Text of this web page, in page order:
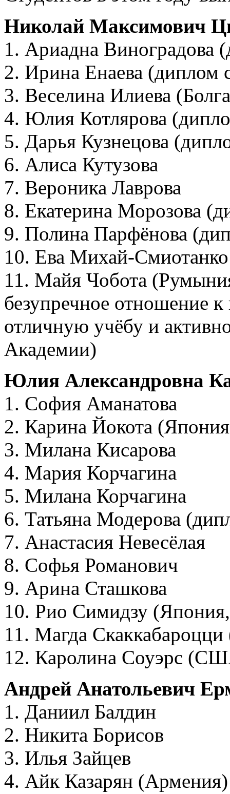
Николай Максимович
1. Ариадна Виноградова
2. Ирина Енаева (диплом
3. Веселина Илиева
4. Юлия Котлярова
5. Дарья Кузнецова
6. Алиса Кутузова
7. Вероника Лаврова
8. Екатерина Морозова
9. Полина Парфёнова
10. Ева Михай-Смиотанко
11. Майя Чобота
безупречное отношение к
отличную учёбу и
Академии)
Юлия Александровна
1. София Аманатова
2. Карина Йокота
3. Милана Кисарова
4. Мария Корчагина
5. Милана Корчагина
6. Татьяна Модерова
7. Анастасия Невесёлая
8. Софья Романович
9. Арина Сташкова
10. Рио Симидзу (Япония,
11. Магда Скаккабароцци
12. Каролина Соуэрс
Андрей Анатольевич
1. Даниил Балдин
2. Никита Борисов
3. Илья Зайцев
4. Айк Казарян (Армения)